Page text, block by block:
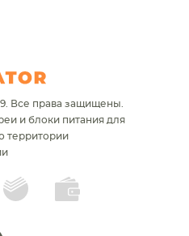
Все права защищены.
и блоки питания для
территории